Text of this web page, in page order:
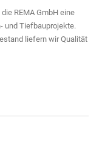
REMA GmbH eine
und Tiefbauprojekte.
liefern wir Qualität